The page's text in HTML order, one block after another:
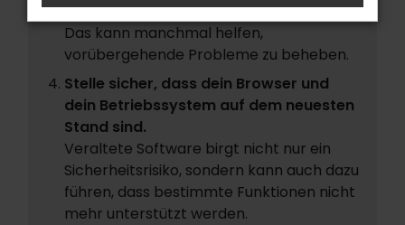
Starte dein Gerät neu.
Das kann manchmal helfen,
vorübergehende Probleme zu beheben.
Stelle sicher, dass dein Browser und
dein Betriebssystem auf dem neuesten
Stand sind.
Veraltete Software birgt nicht nur ein
Sicherheitsrisiko, sondern kann auch dazu
führen, dass bestimmte Funktionen nicht
mehr unterstützt werden.